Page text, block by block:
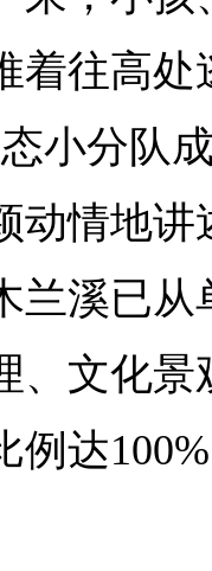
着往高处
小分队
动情地
兰溪已从
、文化景
例达